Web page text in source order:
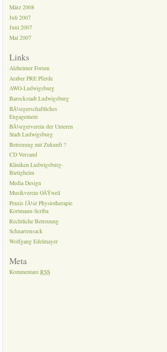
März 2008
Juli 2007
Juni 2007
Mai 2007
Links
Alzheimer Forum
Araber PRE Pferde
AWO-Ludwigsburg
Barockstadt Ludwigsburg
BÃ¼rgerschaftliches
Engagement
BÃ¼rgerverein der Unteren
Stadt Ludwigsburg
Betreuung mit Zukunft ?
CD Versand
Kliniken Ludwigsburg-
Bietigheim
Media Design
Musikverein OÃŸweil
Praxis fÃ¼r Physiotherapie
Kortmann-Scriba
Rechtliche Betreuung
Schnarrensack
Wolfgang Edelmayer
Meta
KommentareRSS